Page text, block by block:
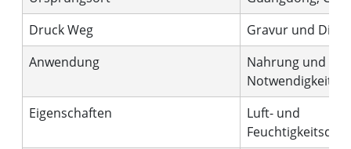
Druck Weg
Gravur und
Anwendung
Nahrung und
Notwendigkeiten
Eigenschaften
Luft- und